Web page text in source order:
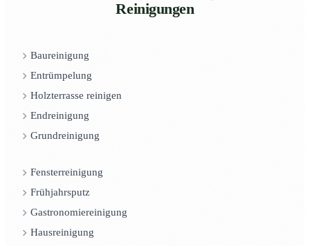
Reinigungen
Baureinigung
Entrümpelung
Holzterrasse reinigen
Endreinigung
Grundreinigung
Fensterreinigung
Frühjahrsputz
Gastronomiereinigung
Hausreinigung